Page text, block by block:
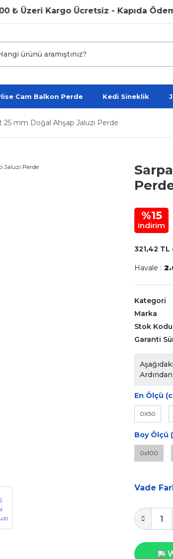
Üzeri Kargo Ücretsiz - Kapıda Ödeme
Cam Balkon Perde Kedi Sineklik
25 mm Doğal Ahşap Jaluzi Perde
%15
indirim
321,42 TL
Havale :
Kategori
Marka
Stok Kodu
Garanti
En Ölçü
0X50
Boy Ölçü
0x100
Vade